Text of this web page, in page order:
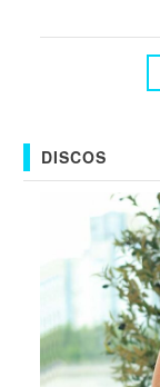
DISCOS